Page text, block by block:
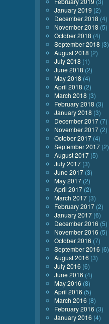
January 2019 (2)
December 2018 (4)
November 2018 (5)
October 2018 (4)
September 2018 (3)
August 2018 (2)
July 2018 (1)
June 2018 (2)
May 2018 (4)
April 2018 (2)
March 2018 (3)
February 2018 (3)
January 2018 (3)
December 2017 (7)
November 2017 (2)
October 2017 (4)
September 2017 (2)
August 2017 (5)
July 2017 (3)
June 2017 (3)
May 2017 (2)
April 2017 (2)
March 2017 (3)
February 2017 (2)
January 2017 (6)
December 2016 (5)
November 2016 (5)
October 2016 (7)
September 2016 (6)
August 2016 (3)
July 2016 (6)
June 2016 (4)
May 2016 (8)
April 2016 (5)
March 2016 (8)
February 2016 (3)
January 2016 (4)